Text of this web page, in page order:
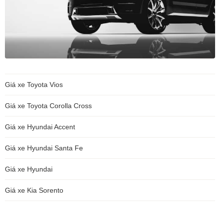
Giá xe Toyota Vios
Giá xe Toyota Corolla Cross
Giá xe Hyundai Accent
Giá xe Hyundai Santa Fe
Giá xe Hyundai
Giá xe Kia Sorento